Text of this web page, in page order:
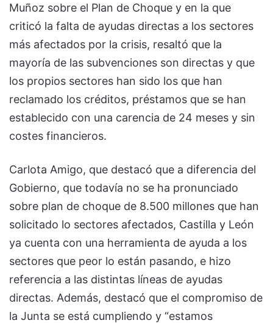
Muñoz sobre el Plan de Choque y en la que
criticó la falta de ayudas directas a los sectores
más afectados por la crisis, resaltó que la
mayoría de las subvenciones son directas y que
los propios sectores han sido los que han
reclamado los créditos, préstamos que se han
establecido con una carencia de 24 meses y sin
costes financieros.
Carlota Amigo, que destacó que a diferencia del
Gobierno, que todavía no se ha pronunciado
sobre plan de choque de 8.500 millones que han
solicitado lo sectores afectados, Castilla y León
ya cuenta con una herramienta de ayuda a los
sectores que peor lo están pasando, e hizo
referencia a las distintas líneas de ayudas
directas. Además, destacó que el compromiso de
la Junta se está cumpliendo y “estamos